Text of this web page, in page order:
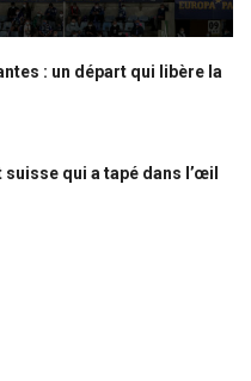
: un départ qui libère la
suisse qui a tapé dans l’œil